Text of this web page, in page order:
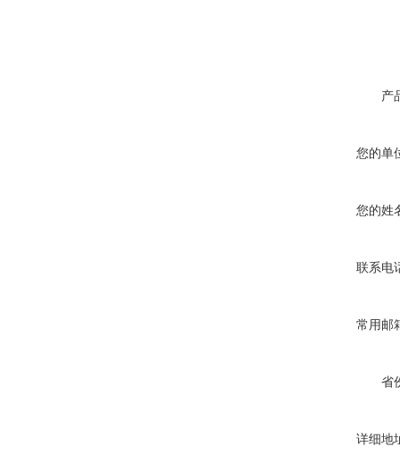
产
您的单
您的姓
联系电
常用邮
省
详细地